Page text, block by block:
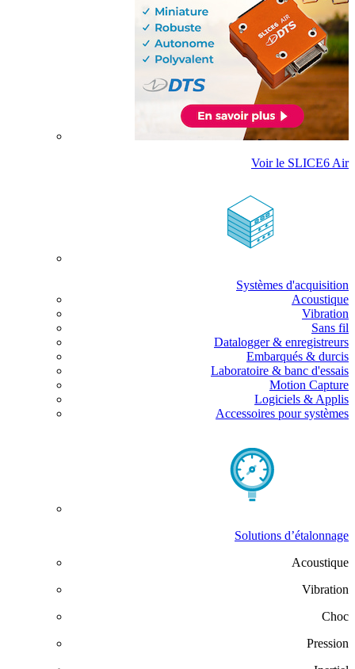
Voir le SLICE6 Air
Systèmes d'acquisition
Acoustique
Vibration
Sans fil
Datalogger & enregistreurs
Embarqués & durcis
Laboratoire & banc d'essais
Motion Capture
Logiciels & Applis
Accessoires pour systèmes
Solutions d’étalonnage
Acoustique
Vibration
Choc
Pression